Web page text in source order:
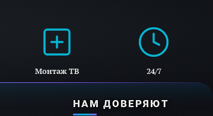
Монтаж ТВ 24/7
НАМ ДОВЕРЯЮТ